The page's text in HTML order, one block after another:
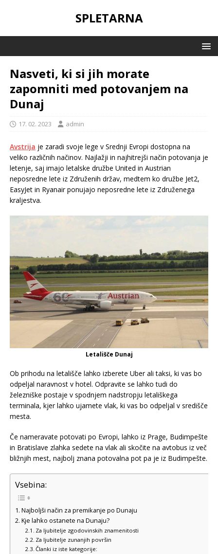
SPLETARNA
Nasveti, ki si jih morate
zapomniti med potovanjem na
Dunaj
17. 02. 2023 admin
Avstrija je zaradi svoje lege v Srednji Evropi dostopna na
veliko različnih načinov. Najlažji in najhitrejši način potovanja je
letenje, saj imajo letalske družbe United in Austrian
neposredne lete iz Združenih držav, medtem ko družbe Jet2,
EasyJet in Ryanair ponujajo neposredne lete iz Združenega
kraljestva.
Letališče Dunaj
Ob prihodu na letališče lahko izberete Uber ali taksi, ki vas bo
odpeljal naravnost v hotel. Odpravite se lahko tudi do
železniške postaje v spodnjem nadstropju letališkega
terminala, kjer lahko ujamete vlak, ki vas bo odpeljal v središče
mesta.
Če nameravate potovati po Evropi, lahko iz Prage, Budimpešte
in Bratislave zlahka sedete na vlak ali skočite na avtobus iz več
bližnjih mest, najbolj znana potovalna pot pa je iz Budimpešte.
Vsebina:
Najboljši način za premikanje po Dunaju
Kje lahko ostanete na Dunaju?
Za ljubitelje zgodovinskih znamenitosti
Za ljubitelje zunanjih površin
Članki iz iste kategorije: